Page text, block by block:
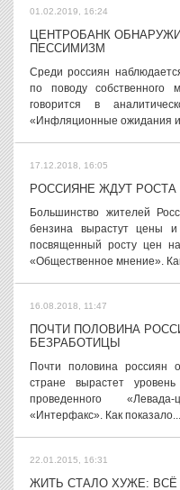
01.02.2019, 16:24
ЦЕНТРОБАНК
ПЕССИМИЗМ
Среди россиян
по поводу собственного
говорится в
«Инфляционные ожидания
17.12.2018, 16:05
РОССИЯНЕ ЖДУТ РОСТА
Большинство жителей
бензина вырастут цены
посвященный росту цен
«Общественное мнение».
16.08.2018, 11:47
ПОЧТИ ПОЛОВИНА
БЕЗРАБОТИЦЫ
Почти половина
стране вырастет
проведенного
«Интерфакс». Как показало...
22.01.2015, 16:31
ЖИТЬ СТАЛО ХУЖЕ: